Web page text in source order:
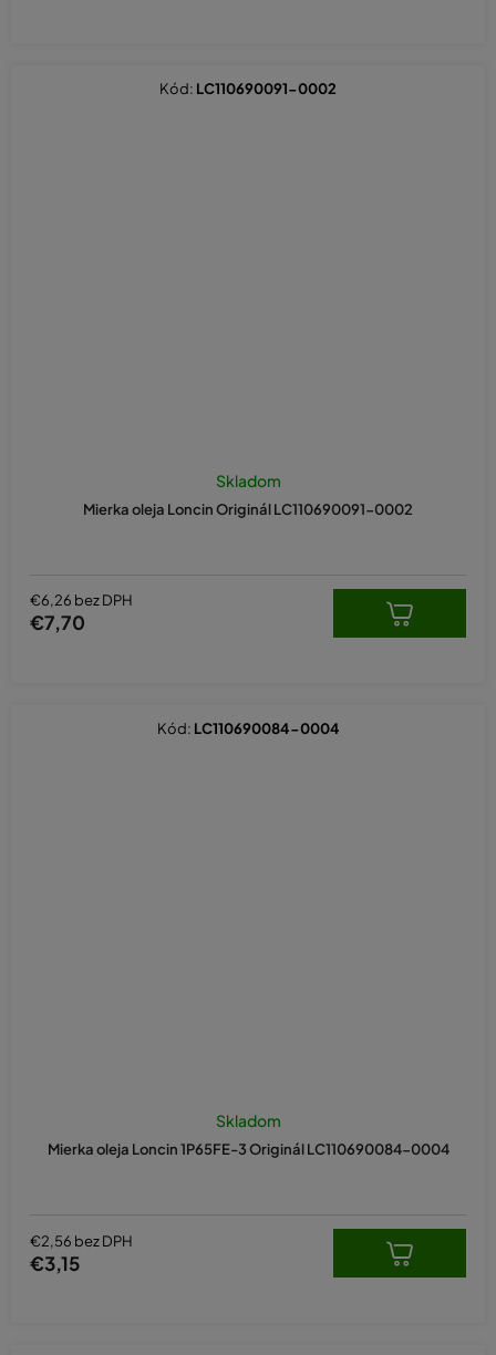
Mierka oleja Loncin Originál LC110690091-0002
Skladom
€6,26 bez DPH
€7,70
Kód: LC110690091-0002
Mierka oleja Loncin 1P65FE-3 Originál LC110690084-0004
Skladom
€2,56 bez DPH
€3,15
Kód: LC110690084-0004